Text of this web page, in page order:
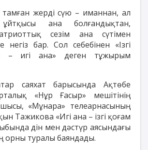
тамған жерді сүю – иманнан, ал
ана болғандықтан,
сезім ана сүтімен
негіз бар. Сол себебінен «Ізгі
– игі ана» деген тұжырым
саяхат барысында Ақтөбе
«Нұр Ғасыр» мешітінің
«Мұнара» телеарнасының
Тажикова «Игі ана – ізгі қоғам
дін мен дәстүр аясындағы
орны туралы баяндады.